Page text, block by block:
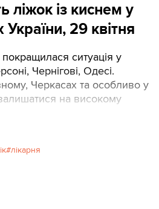
ліжок із киснем у
України, 29 квітня
ситуація у
Чернігові, Одесі.
Черкасах та особливо у
на високому
лікарня